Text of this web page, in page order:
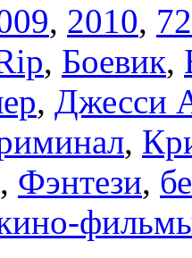
, 2010,
, Боевик,
, Джесси
,
, Фэнтези,